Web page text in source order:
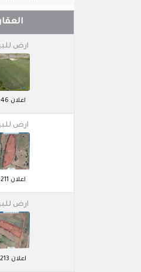
ارض
اعلان e46
ارض
اعلان e211
ارض
اعلان e213